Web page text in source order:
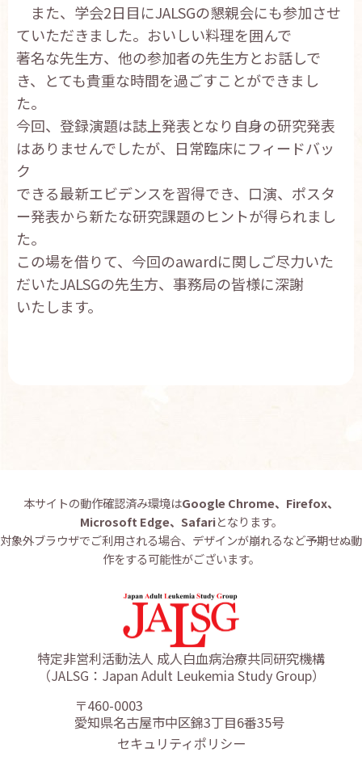
また、学会2日目にJALSGの懇親会にも参加させ
ていただきました。おいしい料理を囲んで
著名な先生方、他の参加者の先生方とお話しで
き、とても貴重な時間を過ごすことができまし
た。
今回、登録演題は誌上発表となり自身の研究発表
はありませんでしたが、日常臨床にフィードバッ
ク
できる最新エビデンスを習得でき、口演、ポスタ
ー発表から新たな研究課題のヒントが得られまし
た。
この場を借りて、今回のawardに関しご尽力いた
だいたJALSGの先生方、事務局の皆様に深謝
いたします。
本サイトの動作確認済み環境はGoogle Chrome、Firefox、
Microsoft Edge、Safariとなります。
対象外ブラウザでご利用される場合、デザインが崩れるなど予期せぬ動
作をする可能性がございます。
特定非営利活動法人 成人白血病治療共同研究機構
（JALSG：Japan Adult Leukemia Study Group）
〒460-0003
愛知県名古屋市中区錦3丁目6番35号
セキュリティポリシー